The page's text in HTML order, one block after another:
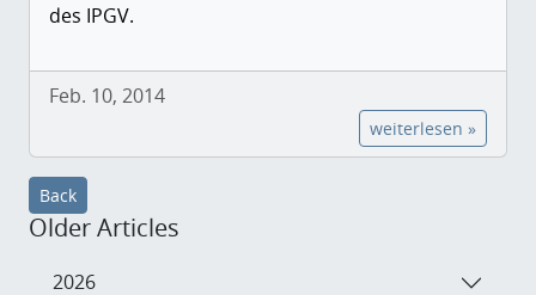
des IPGV.
Feb. 10, 2014
weiterlesen »
Back
Older Articles
2026